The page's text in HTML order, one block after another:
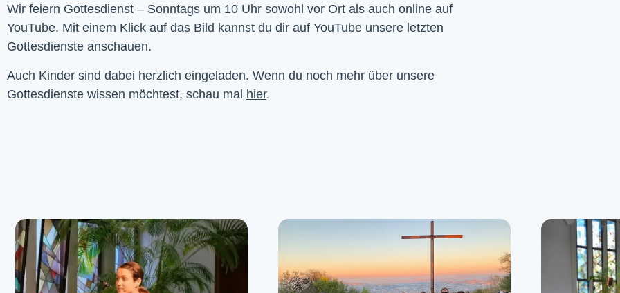
YouTube. Mit einem Klick auf das Bild kannst du dir auf YouTube unsere letzten
Gottesdienste anschauen.
Auch Kinder sind dabei herzlich eingeladen. Wenn du noch mehr über unsere
Gottesdienste wissen möchtest, schau mal hier.